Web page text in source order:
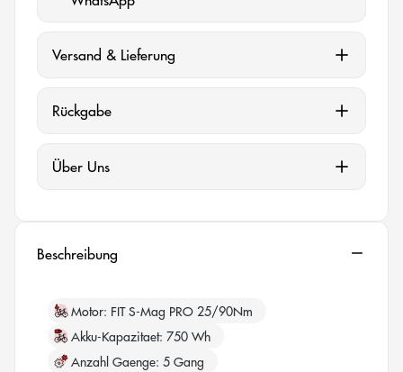
Versand & Lieferung
Rückgabe
Über Uns
Beschreibung
Motor FIT S-Mag PRO 25/90Nm
Akku-Kapazitaet 750 Wh
Anzahl Gaenge 5 Gang